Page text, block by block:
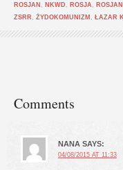
ROSJAN
NKWD ROSJA
ZSRR
ŻYDOKOMUNIZM ŁAZAR
Comments
NANA SAYS:
04/08/2015 AT 11:33